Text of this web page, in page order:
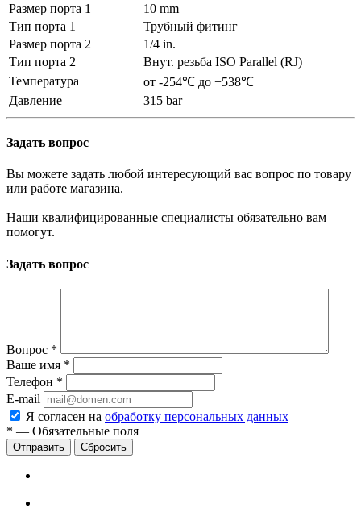
Размер порта 1
10 mm
Тип порта 1
Трубный фитинг
Размер порта 2
1/4 in.
Тип порта 2
Внут. резьба ISO Parallel (RJ)
Температура
от -254℃ до +538℃
Давление
315 bar
Задать вопрос
Вы можете задать любой интересующий вас вопрос по товару
или работе магазина.
Наши квалифицированные специалисты обязательно вам
помогут.
Задать вопрос
Вопрос *
Ваше имя *
Телефон *
E-mail
Я согласен на обработку персональных данных
* — Обязательные поля
Сбросить